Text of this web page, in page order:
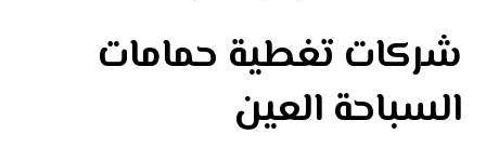
شركات تغطية حمامات
السباحة العين